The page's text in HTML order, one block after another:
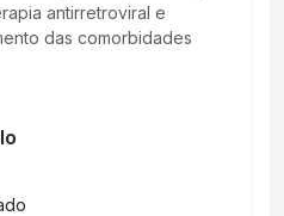
antirretroviral e
das comorbidades